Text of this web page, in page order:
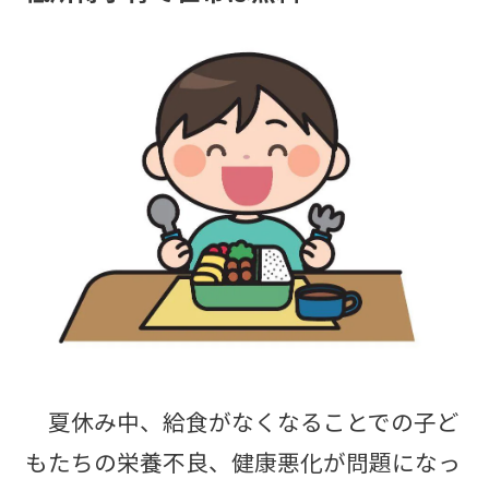
夏休み中、給食がなくなることでの子ど
もたちの栄養不良、健康悪化が問題になっ